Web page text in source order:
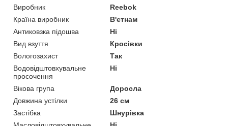
Виробник
Reebok
Країна виробник
В'єтнам
Антиковзка підошва
Ні
Вид взуття
Кросівки
Вологозахист
Так
Водовідштовхувальне
просочення
Ні
Вікова група
Доросла
Довжина устілки
26 см
Застібка
Шнурівка